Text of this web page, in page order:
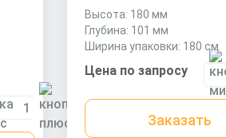
Высота: 180 мм
Глубина: 101 мм
Ширина упаковки: 180 см
Цена по запросу
Заказать